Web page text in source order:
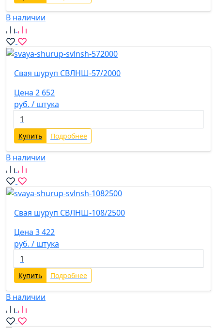
В наличии
Свая шуруп СВЛНШ-57/2000
Цена 2 652
руб. / штука
Купить Подробнее
В наличии
Свая шуруп СВЛНШ-108/2500
Цена 3 422
руб. / штука
Купить Подробнее
В наличии